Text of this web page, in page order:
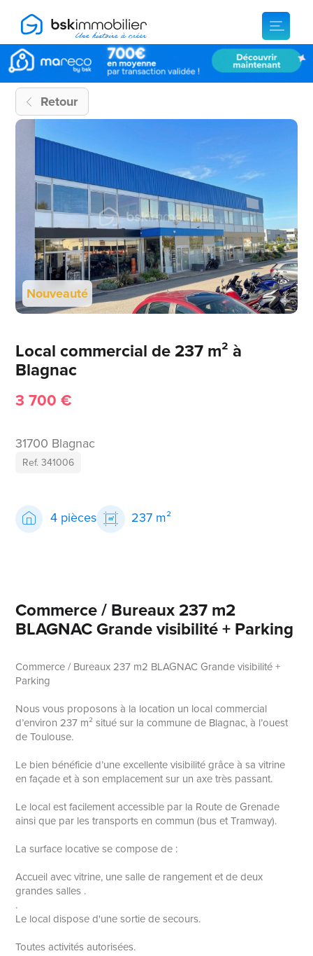
Retour
Nouveauté
Local commercial de 237 m² à
Blagnac
3 700 €
31700 Blagnac
Ref. 341006
4 pièces 237 m²
Commerce / Bureaux 237 m2
BLAGNAC Grande visibilité + Parking
Commerce / Bureaux 237 m2 BLAGNAC Grande visibilité +
Parking
Nous vous proposons à la location un local commercial
d’environ 237 m² situé sur la commune de Blagnac, à l’ouest
de Toulouse.
Le bien bénéficie d’une excellente visibilité grâce à sa vitrine
en façade et à son emplacement sur un axe très passant.
Le local est facilement accessible par la Route de Grenade
ainsi que par les transports en commun (bus et Tramway).
La surface locative se compose de :
Accueil avec vitrine, une salle de rangement et de deux
grandes salles .
.
Le local dispose d'une sortie de secours.
Toutes activités autorisées.